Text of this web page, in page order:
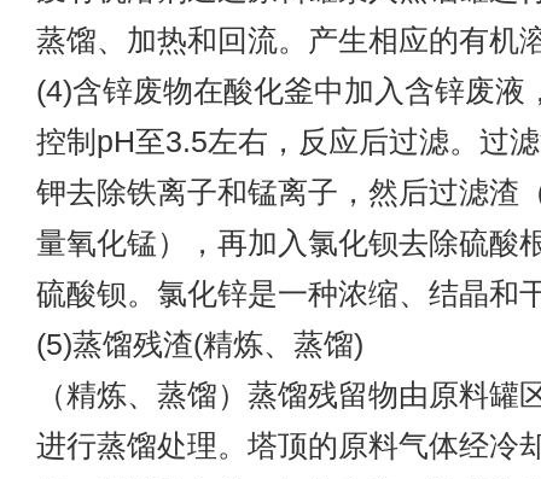
蒸馏、加热和回流。产生相应的有机
(4)含锌废物在酸化釜中加入含锌废液
控制pH至3.5左右，反应后过滤。过
钾去除铁离子和锰离子，然后过滤渣
量氧化锰），再加入氯化钡去除硫酸
硫酸钡。氯化锌是一种浓缩、结晶和
(5)蒸馏残渣(精炼、蒸馏)
（精炼、蒸馏）蒸馏残留物由原料罐
进行蒸馏处理。塔顶的原料气体经冷